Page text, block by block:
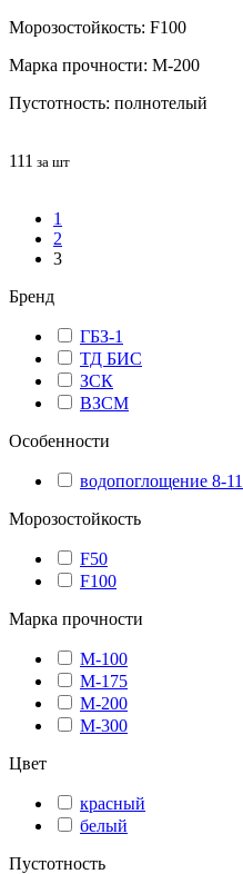
Морозостойкость: F100
Марка прочности: М-200
Пустотность: полнотелый
111 за шт
1
2
3
Бренд
ГБЗ-1
ТД БИС
ЗСК
ВЗСМ
Особенности
водопоглощение 8-
Морозостойкость
F50
F100
Марка прочности
М-100
М-175
М-200
М-300
Цвет
красный
белый
Пустотность